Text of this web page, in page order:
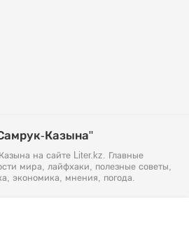
Казына"
на сайте Liter.kz. Главные
мира, лайфхаки, полезные советы,
экономика, мнения, погода.